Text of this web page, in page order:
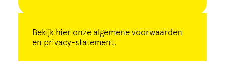
Bekijk hier onze algemene voorwaarden
en privacy-statement.